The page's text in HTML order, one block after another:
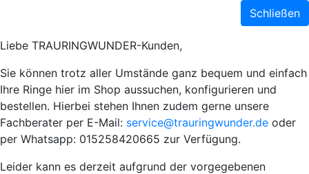
Schließen
Liebe TRAURINGWUNDER-Kunden,
Sie können trotz aller Umstände ganz bequem und einfach
Ihre Ringe hier im Shop aussuchen, konfigurieren und
bestellen. Hierbei stehen Ihnen zudem gerne unsere
Fachberater per E-Mail: service@trauringwunder.de oder
per Whatsapp: 015258420665 zur Verfügung.
Leider kann es derzeit aufgrund der vorgegebenen